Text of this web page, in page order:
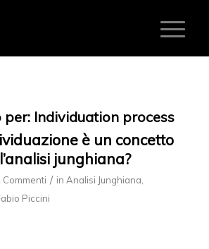
per: Individuation process
è un concetto
junghiana?
Commenti / in Analisi Junghiana
Piccini